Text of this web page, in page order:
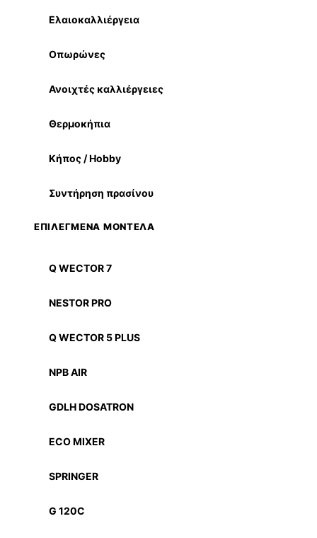
Ελαιοκαλλιέργεια
Οπωρώνες
Ανοιχτές καλλιέργειες
Θερμοκήπια
Κήπος / Hobby
Συντήρηση πρασίνου
ΕΠΙΛΕΓΜΕΝΑ ΜΟΝΤΕΛΑ
Q WECTOR 7
NESTOR PRO
Q WECTOR 5 PLUS
NPB AIR
GDLH DOSATRON
ECO MIXER
SPRINGER
G 120C